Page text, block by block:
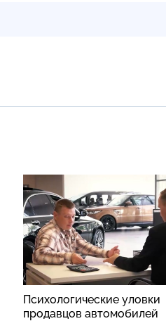
Психологические уловки
продавцов автомобилей